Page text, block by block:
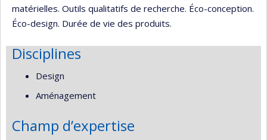
matérielles. Outils qualitatifs de recherche. Éco-conception.
Éco-design. Durée de vie des produits.
Disciplines
Design
Aménagement
Champ d’expertise